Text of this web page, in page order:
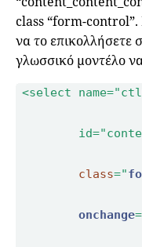
class “form-control”.
να το επικολλήσετε
γλωσσικό μοντέλο
<select name=
id=
class="
onchange